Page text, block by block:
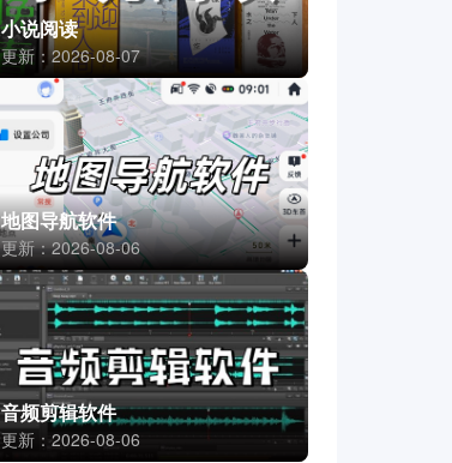
小说阅读
更新：2026-08-07
地图导航软件
更新：2026-08-06
音频剪辑软件
更新：2026-08-06